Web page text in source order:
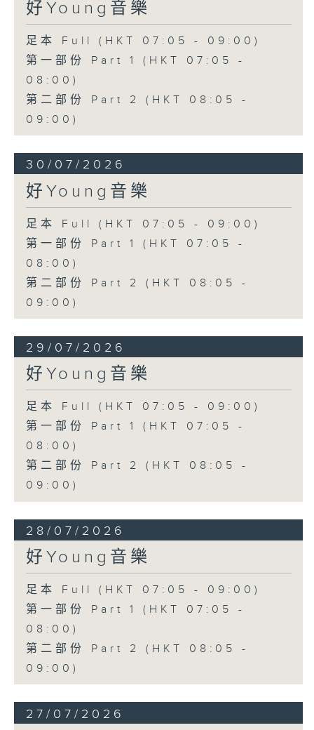
好Young音樂
足本 Full (HKT 07:05 - 09:00)
第一部份 Part 1 (HKT 07:05 -
08:00)
第二部份 Part 2 (HKT 08:05 -
09:00)
30/07/2026
好Young音樂
足本 Full (HKT 07:05 - 09:00)
第一部份 Part 1 (HKT 07:05 -
08:00)
第二部份 Part 2 (HKT 08:05 -
09:00)
29/07/2026
好Young音樂
足本 Full (HKT 07:05 - 09:00)
第一部份 Part 1 (HKT 07:05 -
08:00)
第二部份 Part 2 (HKT 08:05 -
09:00)
28/07/2026
好Young音樂
足本 Full (HKT 07:05 - 09:00)
第一部份 Part 1 (HKT 07:05 -
08:00)
第二部份 Part 2 (HKT 08:05 -
09:00)
27/07/2026